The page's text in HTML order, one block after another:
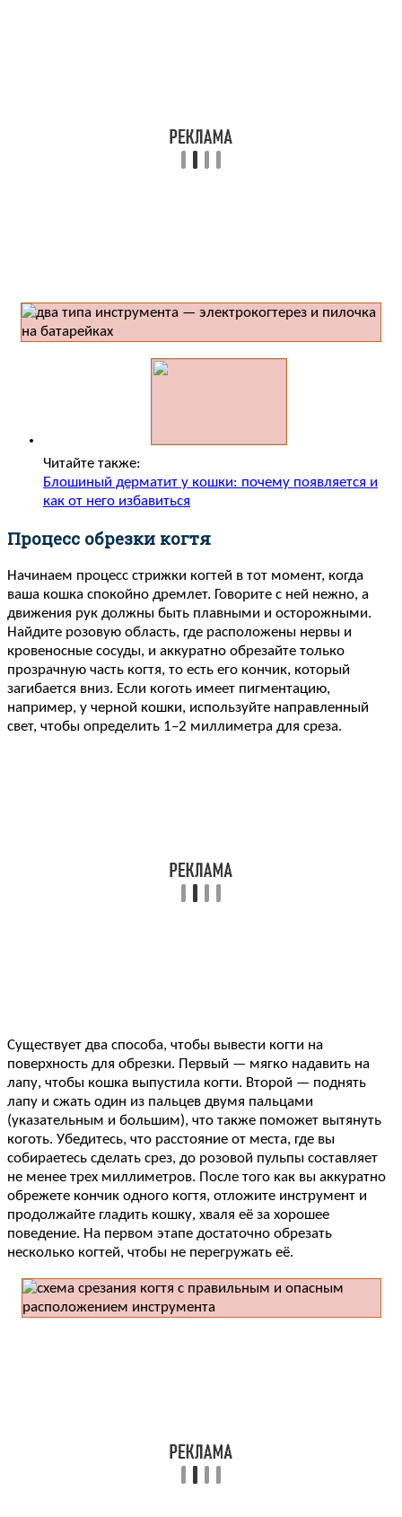
Читайте также:
Блошиный дерматит у кошки: почему появляется и
как от него избавиться
Процесс обрезки когтя
Начинаем процесс стрижки когтей в тот момент, когда
ваша кошка спокойно дремлет. Говорите с ней нежно, а
движения рук должны быть плавными и осторожными.
Найдите розовую область, где расположены нервы и
кровеносные сосуды, и аккуратно обрезайте только
прозрачную часть когтя, то есть его кончик, который
загибается вниз. Если коготь имеет пигментацию,
например, у черной кошки, используйте направленный
свет, чтобы определить 1–2 миллиметра для среза.
Существует два способа, чтобы вывести когти на
поверхность для обрезки. Первый — мягко надавить на
лапу, чтобы кошка выпустила когти. Второй — поднять
лапу и сжать один из пальцев двумя пальцами
(указательным и большим), что также поможет вытянуть
коготь. Убедитесь, что расстояние от места, где вы
собираетесь сделать срез, до розовой пульпы составляет
не менее трех миллиметров. После того как вы аккуратно
обрежете кончик одного когтя, отложите инструмент и
продолжайте гладить кошку, хваля её за хорошее
поведение. На первом этапе достаточно обрезать
несколько когтей, чтобы не перегружать её.